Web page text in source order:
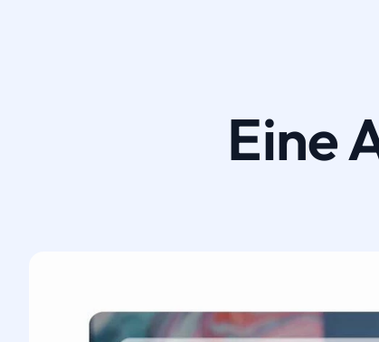
Eine